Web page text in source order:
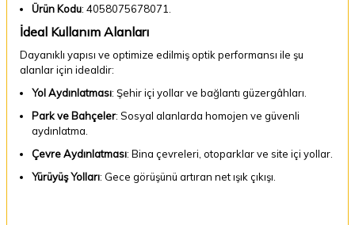
Ürün Kodu: 4058075678071.
İdeal Kullanım Alanları
Dayanıklı yapısı ve optimize edilmiş optik performansı ile şu
alanlar için idealdir:
Yol Aydınlatması: Şehir içi yollar ve bağlantı güzergâhları.
Park ve Bahçeler: Sosyal alanlarda homojen ve güvenli
aydınlatma.
Çevre Aydınlatması: Bina çevreleri, otoparklar ve site içi yollar.
Yürüyüş Yolları: Gece görüşünü artıran net ışık çıkışı.